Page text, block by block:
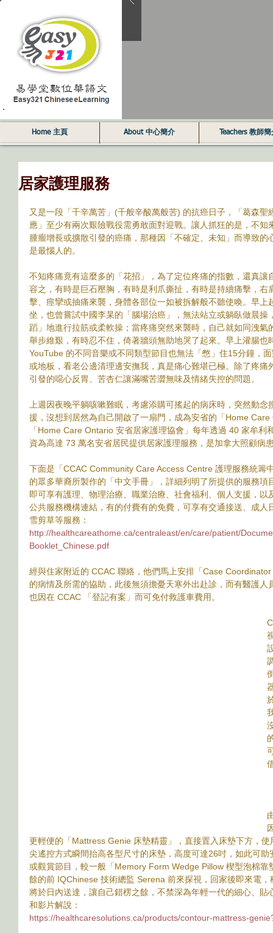
Home 主頁 About 中心簡介 Teachers 教師簡
居家護理服務
又是一段「千辛萬苦」(千般辛酸萬般苦) 的抗癌日子，「葛森
應」至少有兩次艱險戰役需勇敢面對迎戰。讓人抓狂的是，不
腫瘤增長或擴散引發的癌痛，那種因「不確定、未知」而導致
是最惱人的。
不知疼痛竟有這麼多的「花招」，為了定位疼痛的指數，還真
容之，有時是巨石壓胸，有時是利爪撕扯，有時是持續痛擊，右
擊、痙攣或抽痛來襲，身體各部位一如被拆解般不聽使喚。早
坐，也曾嘗試中國李杲的「腦場治癌」，無法站立或躺臥做晨操
蹈」地進行拉筋或柔軟操；當疼痛突然來襲時，自己就如同洩
舉步維艱，有時忍不住，倚著牆頭無助地哭了起來。早上灌腸
YouTube 的不同音樂或不同類型節目也無法「憋」住15分鐘，
或地板，看老公邊清理邊安撫我，真是痛心難堪已極。除了疼
引發的噁心反胃、苦杏仁讓滿嘴苦澀無味及情緒失控的問題。
上週因夜晚平躺咳嗽難眠，考慮添購可搖起的病床時，突然動
援，沒想到居然為自己開啟了一扇門，成為安省的「Home
「Home Care Ontario 安省居家護理協會」每年透過 40 家牟
資為高達 73 萬名安省居民提供居家護理服務，是加拿大照顧病
下面是「CCAC Community Care Access Centre 護理服務統籌
的眾多華裔所製作的「中文手冊」，詳細列明了所提供的服務
即可享有護理、物理治療、職業治療、社會福利、個人支援，
公共服務機構連結，有的付費有的免費，可享有交通接送、成
雪剪草等服務：
http://healthcareathome.ca/centraleast/en/care/patient/
Booklet_Chinese.pdf
經與住家附近的 CCAC 聯絡，他們馬上安排「Case
的病情及所需的協助，此後無須擔憂天寒外出赴診，而有醫護
也因在 CCAC 「登記有案」而可免付救護車費用。
更輕便的「Mattress Genie 床墊精靈」，直接置入床墊下方，
尖遙控方式瞬間抬高各型尺寸的床墊，高度可達26吋，如此可
或觀賞節目，較一般「Memory Form Wedge Pillow 楔型泡棉靠
餘的前 IQChinese 技術總監 Serena 前來探視，回家後即來電
將於日內送達，讓自己錯楞之餘，不禁深為年輕一代的細心、
和影片解說：
https://healthcaresolutions.ca/products/contour-mattress-